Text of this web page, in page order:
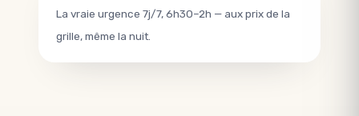
La vraie urgence 7j/7, 6h30–2h — aux prix de la
grille, même la nuit.